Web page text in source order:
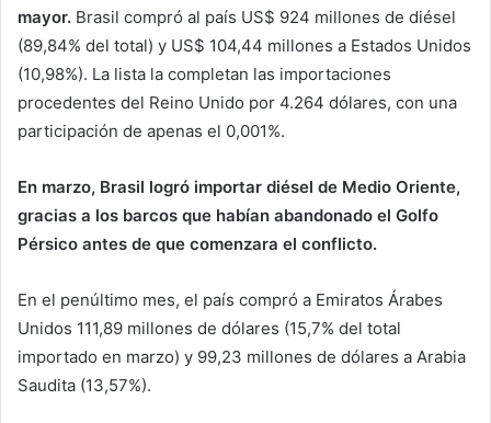
mayor. Brasil compró al país US$ 924 millones de diésel
(89,84% del total) y US$ 104,44 millones a Estados Unidos
(10,98%). La lista la completan las importaciones
procedentes del Reino Unido por 4.264 dólares, con una
participación de apenas el 0,001%.
En marzo, Brasil logró importar diésel de Medio Oriente,
gracias a los barcos que habían abandonado el Golfo
Pérsico antes de que comenzara el conflicto.
En el penúltimo mes, el país compró a Emiratos Árabes
Unidos 111,89 millones de dólares (15,7% del total
importado en marzo) y 99,23 millones de dólares a Arabia
Saudita (13,57%).